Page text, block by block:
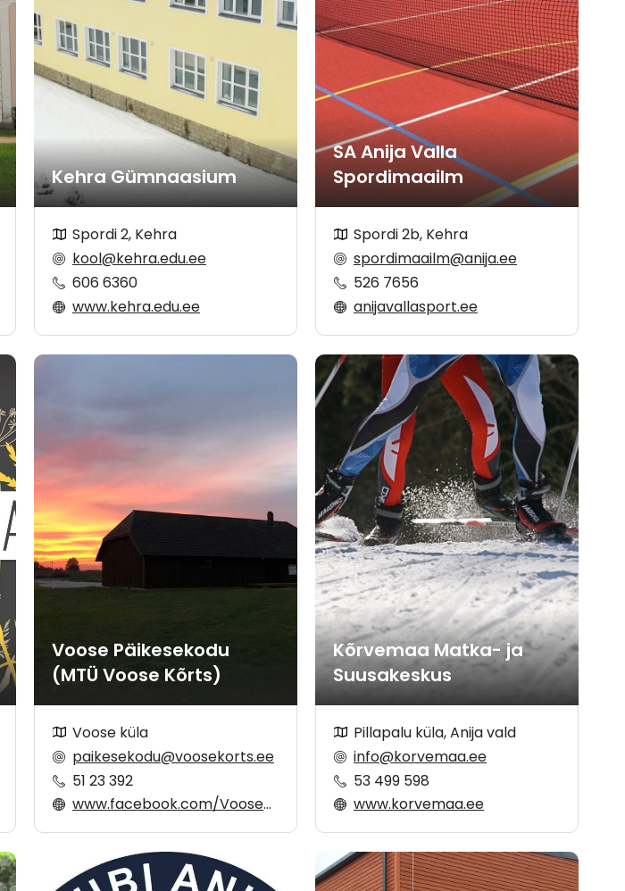
Kehra Gümnaasium
Spordi 2, Kehra
kool@kehra.edu.ee
606 6360
www.kehra.edu.ee
SA Anija Valla
Spordimaailm
Spordi 2b, Kehra
spordimaailm@anija.ee
526 7656
anijavallasport.ee
Voose Päikesekodu
(MTÜ Voose Kõrts)
Voose küla
paikesekodu@voosekorts.ee
51 23 392
www.facebook.com/VoosePaikesekodu
Kõrvemaa Matka- ja
Suusakeskus
Pillapalu küla, Anija vald
info@korvemaa.ee
53 499 598
www.korvemaa.ee